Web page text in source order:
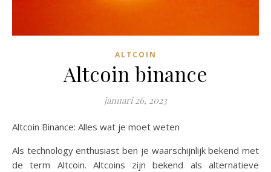
ALTCOIN
Altcoin binance
januari 26, 2023
Altcoin Binance: Alles wat je moet weten
Als technology enthusiast ben je waarschijnlijk bekend met
de term Altcoin. Altcoins zijn bekend als alternatieve